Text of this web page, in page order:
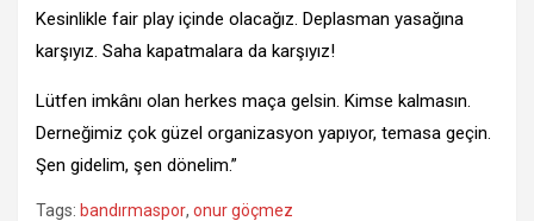
Kesinlikle fair play içinde olacağız. Deplasman yasağına
karşıyız. Saha kapatmalara da karşıyız!
Lütfen imkânı olan herkes maça gelsin. Kimse kalmasın.
Derneğimiz çok güzel organizasyon yapıyor, temasa geçin.
Şen gidelim, şen dönelim.”
Tags: bandırmaspor, onur göçmez